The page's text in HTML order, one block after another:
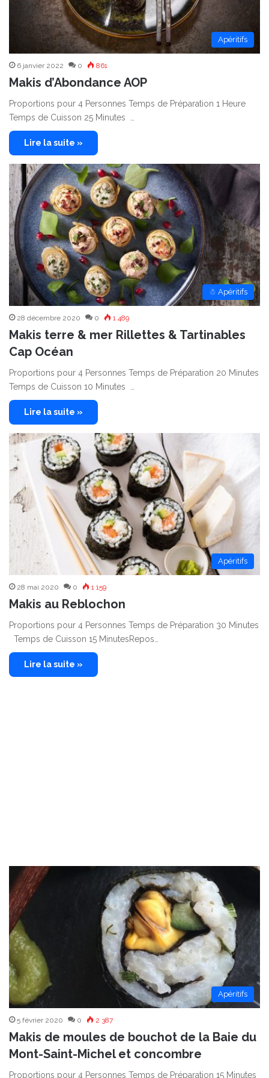
Apéritifs
6 janvier 2022 0 861
Makis d’Abondance AOP
Proportions pour 4 Personnes Temps de Préparation 1 Heure
Temps de Cuisson 25 Minutes …
Lire la suite »
☃ Apéritifs
28 décembre 2020 0 1 489
Makis terre & mer Rillettes & Tartinables
Cap Océan
Proportions pour 4 Personnes Temps de Préparation 20 Minutes
Temps de Cuisson 10 Minutes …
Lire la suite »
Apéritifs
28 mai 2020 0 1 159
Makis au Reblochon
Proportions pour 4 Personnes Temps de Préparation 30 Minutes
Temps de Cuisson 15 MinutesRepos…
Lire la suite »
Apéritifs
5 février 2020 0 2 387
Makis de moules de bouchot de la Baie du
Mont-Saint-Michel et concombre
Proportions pour 4 Personnes Temps de Préparation 15 Minutes